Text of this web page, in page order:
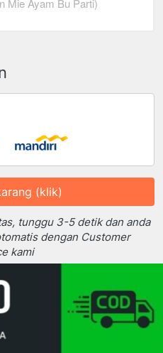
(klik)
tunggu 3-5 detik dan anda
dengan Customer
kami